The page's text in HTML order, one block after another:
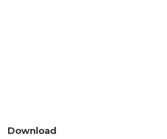
Download